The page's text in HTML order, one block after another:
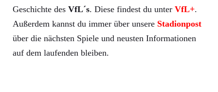
Geschichte des VfL´s. Diese findest du unter VfL+.
Außerdem kannst du immer über unsere Stadionpost
über die nächsten Spiele und neusten Informationen
auf dem laufenden bleiben.